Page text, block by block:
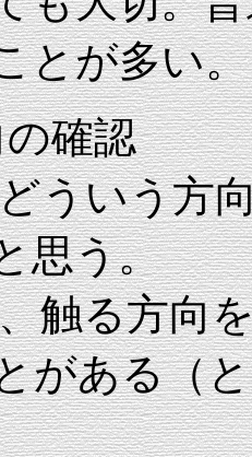
とが多い。
確認
いう方向
思う。
る方向を
がある（